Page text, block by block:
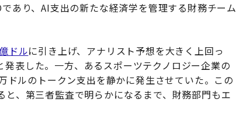
あり、AI支出の新たな経済学を管理する財務チーム
ドルに引き上げ、アナリスト予想を大きく上回っ
発表した。一方、あるスポーツテクノロジー企業の
ルのトークン支出を静かに発生させていた。この
、第三者監査で明らかになるまで、財務部門もエ